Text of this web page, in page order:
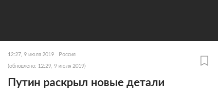
12:27, 9 июля 2019 Россия
(обновлено: 12:29, 9 июля 2019)
Путин раскрыл новые детали